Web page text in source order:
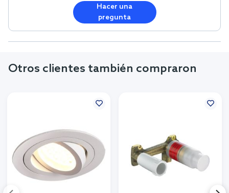
Hacer una
pregunta
Otros clientes también compraron